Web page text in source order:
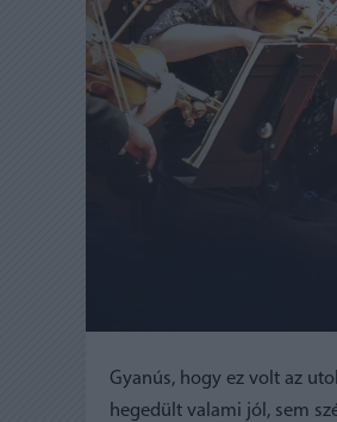
Gyanús, hogy ez volt az
hegedült valami jól, sem